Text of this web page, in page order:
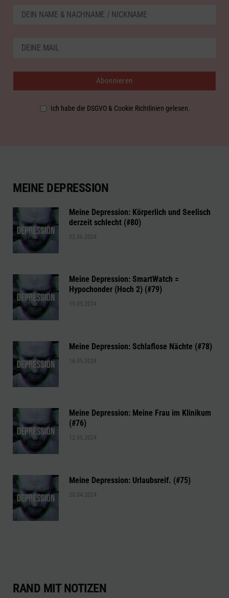
Ich habe die DSGVO & Cookie Richtlinien gelesen.
MEINE DEPRESSION
Meine Depression: Körperlich und Seelisch
derzeit schlecht (#80)
02.06.2024
Meine Depression: SmartWatch =
Hypochonder (Hoch 2) (#79)
19.05.2024
Meine Depression: Schlaflose Nächte (#78)
16.05.2024
Meine Depression: Meine Frau im Klinikum
(#76)
12.05.2024
Meine Depression: Urlaubsreif. (#75)
20.04.2024
RAND MIT NOTIZEN